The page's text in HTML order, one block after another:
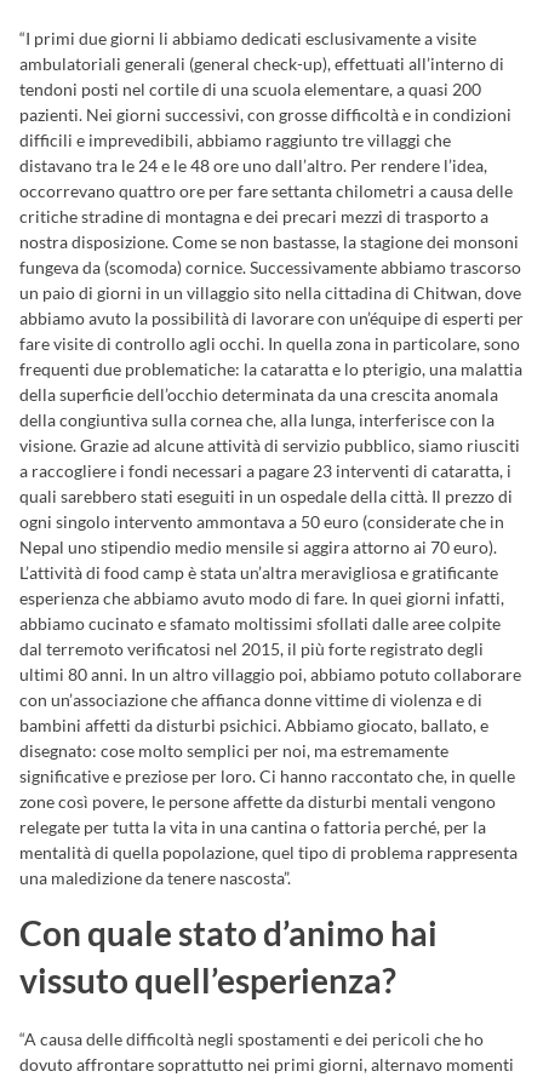
“I primi due giorni li abbiamo dedicati esclusivamente a visite
ambulatoriali generali (general check-up), effettuati all’interno di
tendoni posti nel cortile di una scuola elementare, a quasi 200
pazienti. Nei giorni successivi, con grosse difficoltà e in condizioni
difficili e imprevedibili, abbiamo raggiunto tre villaggi che
distavano tra le 24 e le 48 ore uno dall’altro. Per rendere l’idea,
occorrevano quattro ore per fare settanta chilometri a causa delle
critiche stradine di montagna e dei precari mezzi di trasporto a
nostra disposizione. Come se non bastasse, la stagione dei monsoni
fungeva da (scomoda) cornice. Successivamente abbiamo trascorso
un paio di giorni in un villaggio sito nella cittadina di Chitwan, dove
abbiamo avuto la possibilità di lavorare con un’équipe di esperti per
fare visite di controllo agli occhi. In quella zona in particolare, sono
frequenti due problematiche: la cataratta e lo pterigio, una malattia
della superficie dell’occhio determinata da una crescita anomala
della congiuntiva sulla cornea che, alla lunga, interferisce con la
visione. Grazie ad alcune attività di servizio pubblico, siamo riusciti
a raccogliere i fondi necessari a pagare 23 interventi di cataratta, i
quali sarebbero stati eseguiti in un ospedale della città. Il prezzo di
ogni singolo intervento ammontava a 50 euro (considerate che in
Nepal uno stipendio medio mensile si aggira attorno ai 70 euro).
L’attività di food camp è stata un’altra meravigliosa e gratificante
esperienza che abbiamo avuto modo di fare. In quei giorni infatti,
abbiamo cucinato e sfamato moltissimi sfollati dalle aree colpite
dal terremoto verificatosi nel 2015, il più forte registrato degli
ultimi 80 anni. In un altro villaggio poi, abbiamo potuto collaborare
con un’associazione che affianca donne vittime di violenza e di
bambini affetti da disturbi psichici. Abbiamo giocato, ballato, e
disegnato: cose molto semplici per noi, ma estremamente
significative e preziose per loro. Ci hanno raccontato che, in quelle
zone così povere, le persone affette da disturbi mentali vengono
relegate per tutta la vita in una cantina o fattoria perché, per la
mentalità di quella popolazione, quel tipo di problema rappresenta
una maledizione da tenere nascosta”.
Con quale stato d’animo hai
vissuto quell’esperienza?
“A causa delle difficoltà negli spostamenti e dei pericoli che ho
dovuto affrontare soprattutto nei primi giorni, alternavo momenti